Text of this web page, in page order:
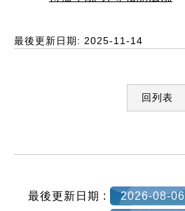
最後更新日期: 2025-11-14
回列表
最後更新日期 : 2026-08-06